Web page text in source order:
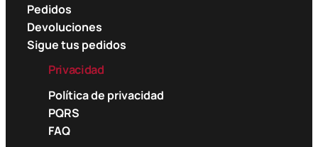
Pedidos
Devoluciones
Sigue tus pedidos
Privacidad
Política de privacidad
PQRS
FAQ